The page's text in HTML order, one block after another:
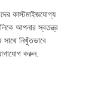
কাস্টমাইজযোগ্য
আপনার স্বতন্ত্র
সাথে নিখুঁতভাবে
করুন.